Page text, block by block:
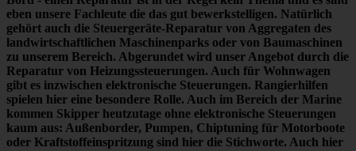
eben unsere Fachleute die das gut bewerkstelligen. Natürlich
gehört auch die Steuergeräte-Reparatur von Aggregaten des
landwirtschaftlichen Maschinenparks oder von Baumaschinen
zu unserem Bereich. Abgerundet wird unser Angebot durch die
Reparatur von Heizungssteuerungen. Auch für Wohnwagen
gibt es inzwischen elektronische Steuerungen. Rangierhilfen
spielen hier eine besondere Rolle. Auch im Bereich der Marine
kommen Skipper heutzutage ohne elektronische Steuerungen
kaum aus: Außenborder, Pumpen, Chiptuning für Motorboote
oder Kraftstoffeinspritzung sind hier die Stichworte. Auch hier